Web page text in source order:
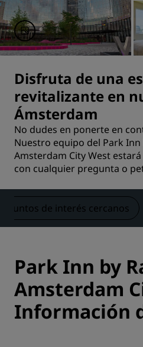
Disfruta de una
revitalizante en
Ámsterdam
No dudes en ponerte en
Nuestro equipo del Park Inn
Amsterdam City West
con cualquier pregunta o
Puntos de interés cercanos
Park Inn by
Amsterdam
Información